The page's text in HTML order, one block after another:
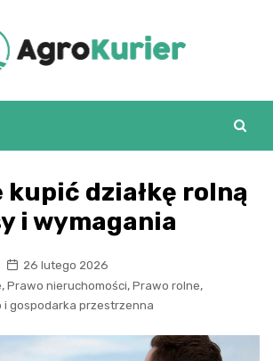
kupić działkę rolną
i wymagania
26 lutego 2026
, Prawo nieruchomości, Prawo rolne,
i gospodarka przestrzenna